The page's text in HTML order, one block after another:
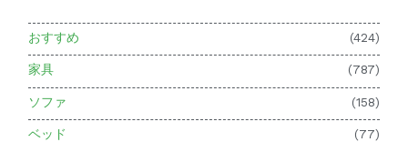
おすすめ (424)
家具 (787)
ソファ (158)
ベッド (77)